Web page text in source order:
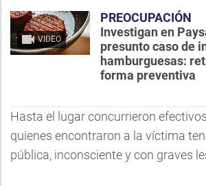
VIDEO
PREOCUPACIÓN
Investigan en
presunto caso de
hamburguesas:
forma preventiva
Hasta el lugar concurrieron
quienes encontraron a la víctima
pública, inconsciente y con graves